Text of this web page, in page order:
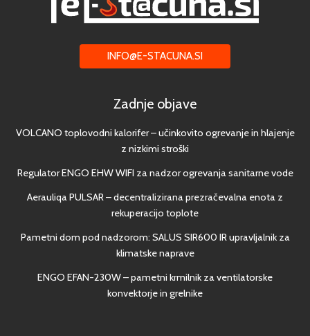
INFO@E-STACUNA.SI
Zadnje objave
VOLCANO toplovodni kalorifer – učinkovito ogrevanje in hlajenje
z nizkimi stroški
Regulator ENGO EHW WIFI za nadzor ogrevanja sanitarne vode
Aerauliqa PULSAR – decentralizirana prezračevalna enota z
rekuperacijo toplote
Pametni dom pod nadzorom: SALUS SIR600 IR upravljalnik za
klimatske naprave
ENGO EFAN-230W – pametni krmilnik za ventilatorske
konvektorje in grelnike